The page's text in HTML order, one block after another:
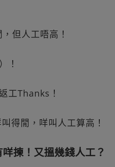
但人工唔高！
！
工Thanks！
得閒，咩叫人工算高！
咩揀！又搵幾錢人工？